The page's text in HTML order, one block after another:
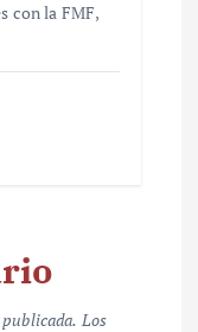
con la FMF,
Los